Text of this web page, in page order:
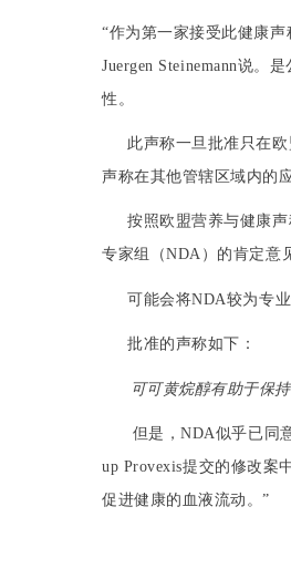
“作为第一家接受此健康
Juergen Steinemann说。是
性。
此声称一旦批准只在
声称在其他管辖区域内的
按照欧盟营养与健康声
专家组
（NDA ）的肯定意
可能会将NDA较为专
批准的声称如下：
可可黄烷醇有助于保持
但是，NDA似乎已同
up Provexis提交的修改案
促进健康的血液流动。”